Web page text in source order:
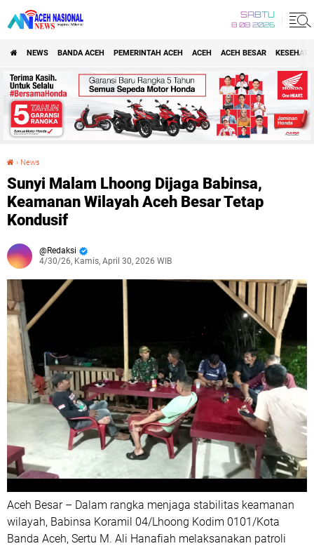
SABTU
8 08 2026
NEWS BANDA ACEH PEMERINTAH ACEH ACEH ACEH BESAR
› News
Sunyi Malam Lhoong Dijaga Babinsa,
Keamanan Wilayah Aceh Besar Tetap
Kondusif
Redaksi
4/30/26, Kamis, April 30, 2026 WIB
Aceh Besar – Dalam rangka menjaga stabilitas keamanan
wilayah, Babinsa Koramil 04/Lhoong Kodim 0101/Kota
Banda Aceh, Sertu M. Ali Hanafiah melaksanakan patroli